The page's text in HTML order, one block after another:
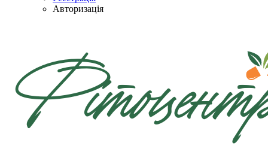
Авторизація